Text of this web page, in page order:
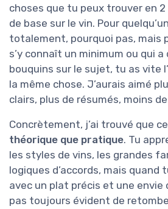
choses que tu peux trouver en
de base sur le vin. Pour
totalement, pourquoi pas, mais
s’y connaît un minimum ou qui
bouquins sur le sujet, tu as vite
la même chose. J’aurais aimé
clairs, plus de résumés, moins
Concrètement, j’ai trouvé que
théorique que pratique. Tu
les styles de vins, les grandes
logiques d’accords, mais quand
avec un plat précis et une envie
pas toujours évident de